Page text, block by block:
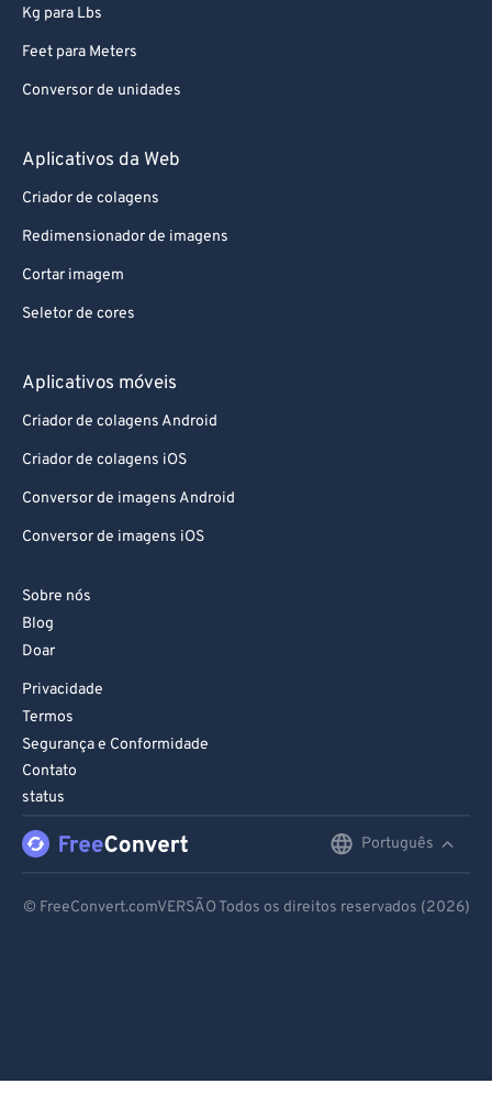
Kg para Lbs
Feet para Meters
Conversor de unidades
Aplicativos da Web
Criador de colagens
Redimensionador de imagens
Cortar imagem
Seletor de cores
Aplicativos móveis
Criador de colagens Android
Criador de colagens iOS
Conversor de imagens Android
Conversor de imagens iOS
Sobre nós
Blog
Doar
Privacidade
Termos
Segurança e Conformidade
Contato
status
Português
© FreeConvert.comVERSÃO Todos os direitos reservados (2026)